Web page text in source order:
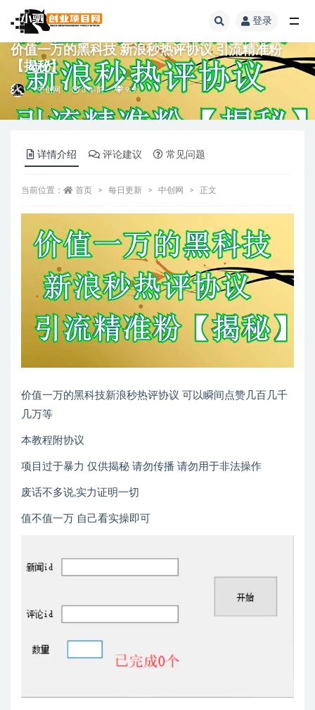
登录
价值一万的黑科技 新浪秒热评协议 引流精准粉
【揭秘】
中创网 3 年前 9.9
详情介绍 评论建议 常见问题
当前位置： 首页 每日更新 中创网 正文
价值一万的黑科技新浪秒热评协议 可以瞬间点赞几百几千
几万等
本教程附协议
项目过于暴力 仅供揭秘 请勿传播 请勿用于非法操作
废话不多说,实力证明一切
值不值一万 自己看实操即可